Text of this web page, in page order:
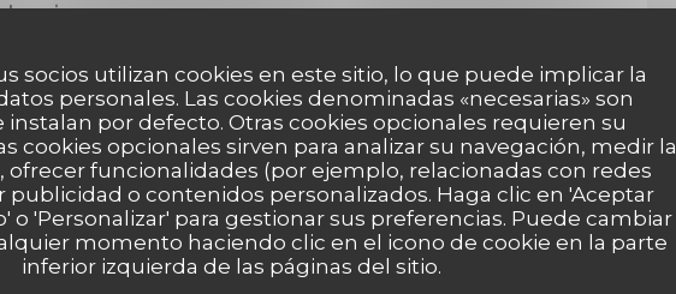
socios utilizan cookies en este sitio, lo que puede implicar la
personales. Las cookies denominadas «necesarias» son
instalan por defecto. Otras cookies opcionales requieren su
cookies opcionales sirven para analizar su navegación, medir la
ofrecer funcionalidades (por ejemplo, relacionadas con redes
publicidad o contenidos personalizados. Haga clic en 'Aceptar
o 'Personalizar' para gestionar sus preferencias. Puede cambiar
momento haciendo clic en el icono de cookie en la parte
inferior izquierda de las páginas del sitio.
saison
vanille bourbon de madagascar, opaline